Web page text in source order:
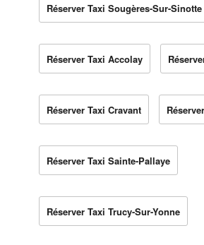
Réserver Taxi Sougères-Sur-Sinotte
Réserver Taxi Accolay
Réserver Taxi Cravant
Réserver Taxi Sainte-Pallaye
Réserver Taxi Trucy-Sur-Yonne